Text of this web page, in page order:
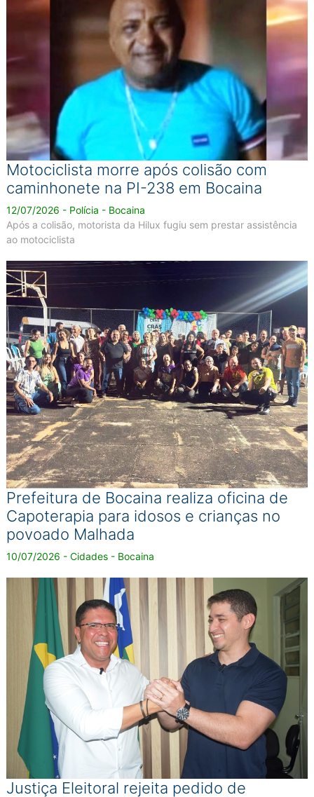
Motociclista morre após colisão com
caminhonete na PI-238 em Bocaina
12/07/2026 - Polícia - Bocaina
Após a colisão, motorista da Hilux fugiu sem prestar assistência
ao motociclista
Prefeitura de Bocaina realiza oficina de
Capoterapia para idosos e crianças no
povoado Malhada
10/07/2026 - Cidades - Bocaina
Justiça Eleitoral rejeita pedido de